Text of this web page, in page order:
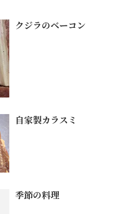
クジラのベーコン
自家製カラスミ
季節の料理